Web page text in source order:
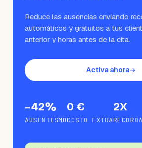
Reduce las ausencias enviando
automáticos y gratuitos a tus
anterior y horas antes de la cita.
Activa ahora
–42%
AUSENTISMO
0 €
COSTO EXTRA
2X